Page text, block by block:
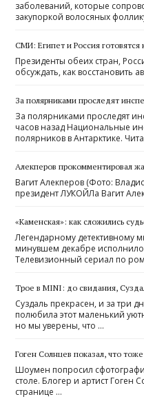
заболеваний, которые
закупоркой волосяных
СМИ: Египет и Россия готовятся
Президенты обеих стран,
обсуждать, как
За полярниками проследят
За полярниками проследят
часов назад Национальные
полярников в Антарктике.
Алекперов прокомментировал
Вагит Алекперов (Фото:
президент ЛУКОЙЛа Вагит
«Каменская»: как сложились
Легендарному детективному
минувшем декабре
Телевизионный сериал по
Трое в MINI: до свидания,
Суздаль прекрасен, и за три
полюбила этот маленький
но мы уверены, что …
Гоген Солнцев показал, что
Шоумен попросил
столе. Блогер и артист Гоген
странице …